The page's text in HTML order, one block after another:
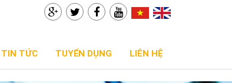
TIN TỨC TUYỂN DỤNG LIÊN HỆ